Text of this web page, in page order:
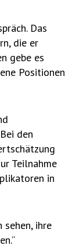
Das
die er
gebe es
Positionen
den
Teilnahme
in
ihre